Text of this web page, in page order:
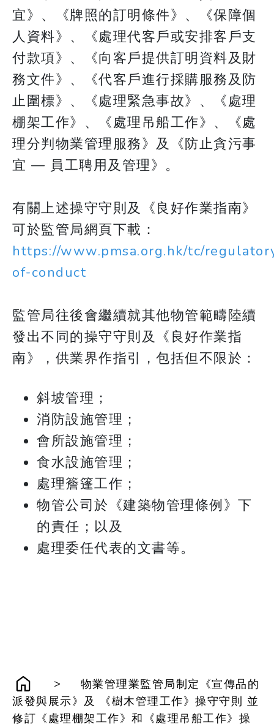
宜》、《牌照的訂明條件》、《保障個
人資料》、《處理代客戶或安排客戶支
付款項》、《向客戶提供訂明資料及財
務文件》、《代客戶進行採購服務及防
止圍標》、《處理緊急事故》、《處理
棚架工作》、《處理吊船工作》、《處
理分判物業管理服務》及《防止貪污事
宜 — 員工聘用及管理》。
有關上述操守守則及《良好作業指南》
可於監管局網頁下載：
https://www.pmsa.org.hk/tc/
of-conduct
監管局往後會繼續就其他物管範疇陸續
發出不同的操守守則及《良好作業指
南》，供業界作指引，包括但不限於：
斜坡管理；
消防設施管理；
會所設施管理；
食水設施管理；
處理簷篷工作；
物管公司於《建築物管理條例》下
的責任；以及
處理委任代表的文書等。
>
物業管理業監管局制定《宣傳品的
派發與展示》及 《樹木管理工作》操守守則 並
修訂《處理棚架工作》和《處理吊船工作》操